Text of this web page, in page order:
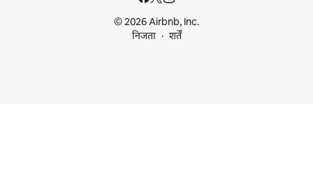
© 2026 Airbnb, Inc.
निजता
शर्तें